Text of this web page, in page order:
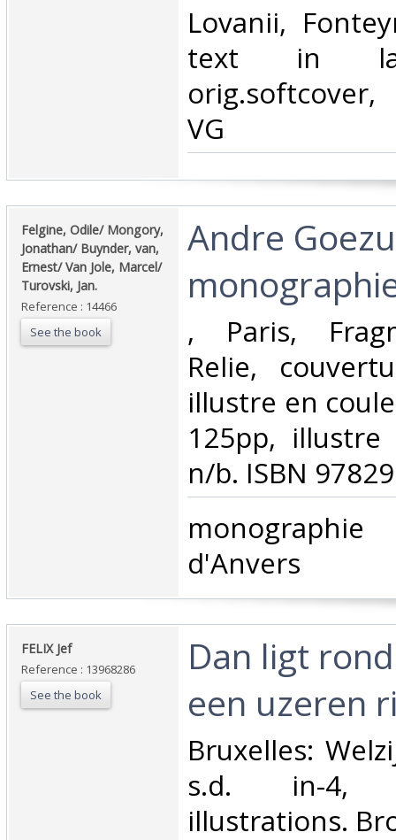
‎Lovanii,
text in
VG‎
‎Felgine, Odile/ Mongory,
Jonathan/ Buynder, van,
Ernest/ Van Jole, Marcel/
Turovski, Jan.‎
Reference : 14466
See the book
‎Andre
‎, Paris,
Relie,
illustre en
125pp,
n/b. ISBN
d'Anvers‎
‎FELIX Jef‎
Reference : 13968286
See the book
‎Dan ligt
een uzeren
‎Bruxelles:
s.d. in-4,
illustrations.